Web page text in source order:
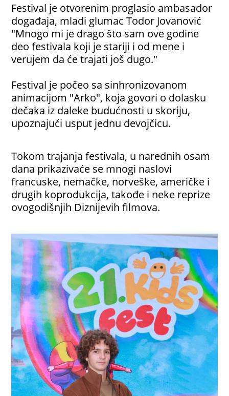
Festival je otvorenim proglasio ambasador
događaja, mladi glumac Todor Jovanović
"Mnogo mi je drago što sam ove godine
deo festivala koji je stariji i od mene i
verujem da će trajati još dugo."
Festival je počeo sa sinhronizovanom
animacijom "Arko", koja govori o dolasku
dečaka iz daleke budućnosti u skoriju,
upoznajući usput jednu devojčicu.
Tokom trajanja festivala, u narednih osam
dana prikazivaće se mnogi naslovi
francuske, nemačke, norveške, američke i
drugih koprodukcija, takođe i neke reprize
ovogodišnjih Diznijevih filmova.